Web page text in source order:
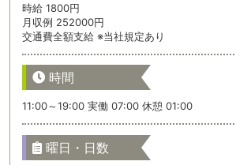
時給 1800円
月収例 252000円
交通費全額支給 ※当社規定あり
時間
11:00～19:00 実働 07:00 休憩 01:00
曜日・日数